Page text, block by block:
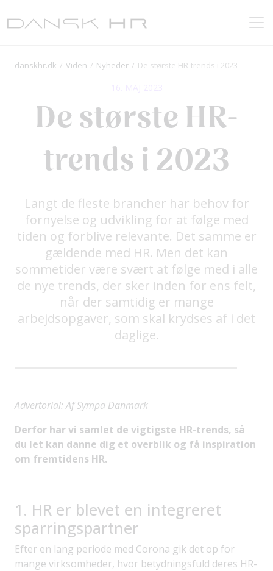
danskhr.dk Viden Nyheder De største HR-trends i 2023
De største HR-
trends i 2023
Langt de fleste brancher har behov for
fornyelse og udvikling for at følge med
tiden og forblive relevante. Det samme er
gældende med HR. Men det kan
sommetider være svært at følge med i alle
de nye trends, der sker inden for ens felt,
når der samtidig er mange
arbejdsopgaver, som skal krydses af i det
daglige.
Advertorial:Af Sympa Danmark
Derfor har vi samlet de vigtigste HR-trends, så
du let kan danne dig et overblik og få inspiration
om fremtidens HR.
1. HR er blevet en integreret
sparringspartner
Efter en lang periode med Corona gik det op for
mange virksomheder, hvor betydningsfuld deres HR-